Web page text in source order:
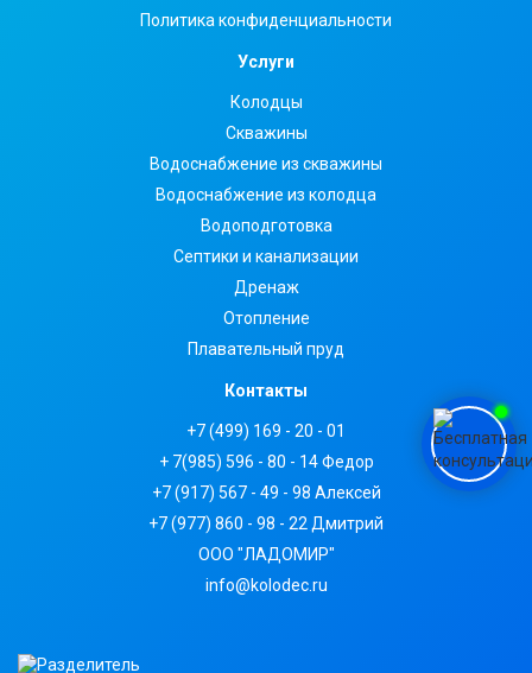
Политика конфиденциальности
Услуги
Колодцы
Скважины
Водоснабжение из скважины
Водоснабжение из колодца
Водоподготовка
Септики и канализации
Дренаж
Отопление
Плавательный пруд
Контакты
+7 (499) 169 - 20 - 01
+ 7(985) 596 - 80 - 14 Федор
+7 (917) 567 - 49 - 98 Алексей
+7 (977) 860 - 98 - 22 Дмитрий
ООО "ЛАДОМИР"
info@kolodec.ru